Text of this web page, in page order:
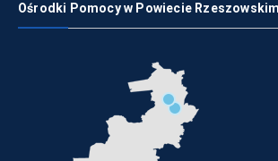
Ośrodki Pomocy w Powiecie